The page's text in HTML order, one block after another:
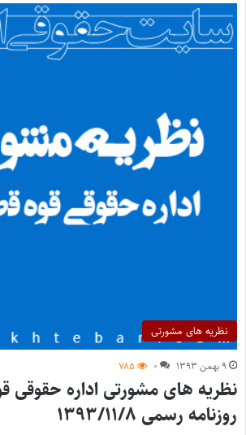
نظریه های مشورتی
۹ بهمن ۱۳۹۳ ۰ ۷۸۵
نظریه های مشورتی اداره حقوقی
روزنامه رسمی ۱۳۹۳/۱۱/۸